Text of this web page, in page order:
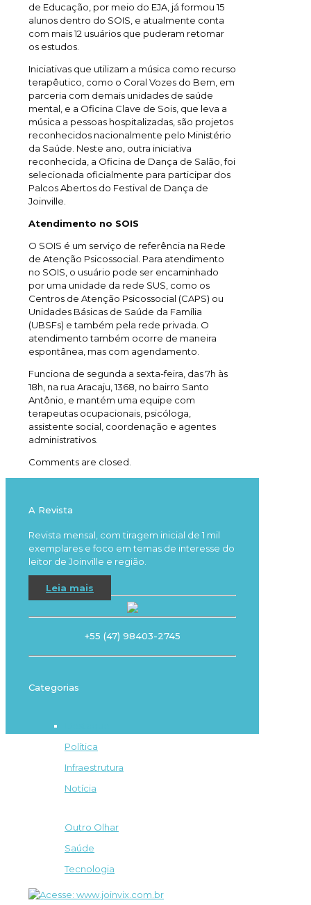
de Educação, por meio do EJA, já formou 15
alunos dentro do SOIS, e atualmente conta
com mais 12 usuários que puderam retomar
os estudos.
Iniciativas que utilizam a música como recurso
terapêutico, como o Coral Vozes do Bem, em
parceria com demais unidades de saúde
mental, e a Oficina Clave de Sois, que leva a
música a pessoas hospitalizadas, são projetos
reconhecidos nacionalmente pelo Ministério
da Saúde. Neste ano, outra iniciativa
reconhecida, a Oficina de Dança de Salão, foi
selecionada oficialmente para participar dos
Palcos Abertos do Festival de Dança de
Joinville.
Atendimento no SOIS
O SOIS é um serviço de referência na Rede
de Atenção Psicossocial. Para atendimento
no SOIS, o usuário pode ser encaminhado
por uma unidade da rede SUS, como os
Centros de Atenção Psicossocial (CAPS) ou
Unidades Básicas de Saúde da Família
(UBSFs) e também pela rede privada. O
atendimento também ocorre de maneira
espontânea, mas com agendamento.
Funciona de segunda a sexta-feira, das 7h às
18h, na rua Aracaju, 1368, no bairro Santo
Antônio, e mantém uma equipe com
terapeutas ocupacionais, psicóloga,
assistente social, coordenação e agentes
administrativos.
Comments are closed.
A Revista
Revista mensal, com tiragem inicial de 1 mil
exemplares e foco em temas de interesse do
leitor de Joinville e região.
Leia mais
+55 (47) 98403-2745
Categorias
Política
Infraestrutura
Notícia
Outro Olhar
Saúde
Tecnologia